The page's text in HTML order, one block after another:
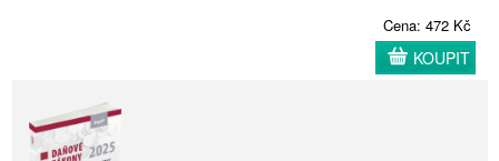
Cena: 472 Kč
KOUPIT